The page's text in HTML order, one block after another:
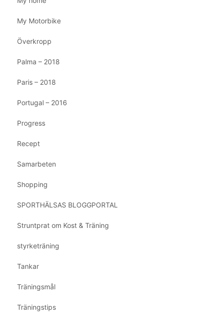
My Motorbike
Överkropp
Palma – 2018
Paris – 2018
Portugal – 2016
Progress
Recept
Samarbeten
Shopping
SPORTHÄLSAS BLOGGPORTAL
Struntprat om Kost & Träning
styrketräning
Tankar
Träningsmål
Träningstips